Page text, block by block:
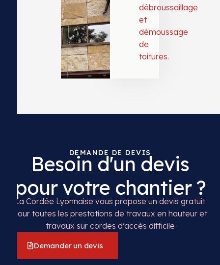
débroussaillage
et
démoussage
de
toitures.
DEMANDE DE DEVIS
Besoin d'un devis
pour votre chantier ?
La Cordée Lyonnaise vous propose un devis gratuit
pour toutes les prestations de travaux en hauteur et
travaux sur cordes d’accès difficile
Demander un devis